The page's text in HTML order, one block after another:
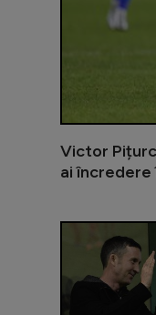
Victor
ai încredere